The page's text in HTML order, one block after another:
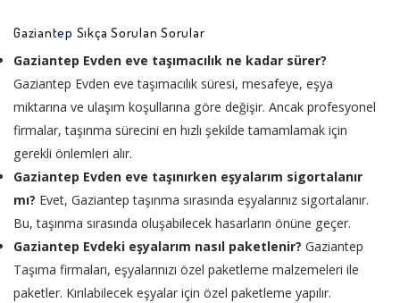
Gaziantep Sıkça Sorulan Sorular
Gaziantep Evden eve taşımacılık ne kadar sürer?
Gaziantep Evden eve taşımacılık süresi, mesafeye, eşya
miktarına ve ulaşım koşullarına göre değişir. Ancak profesyonel
firmalar, taşınma sürecini en hızlı şekilde tamamlamak için
gerekli önlemleri alır.
Gaziantep Evden eve taşınırken eşyalarım sigortalanır
mı? Evet, Gaziantep taşınma sırasında eşyalarınız sigortalanır.
Bu, taşınma sırasında oluşabilecek hasarların önüne geçer.
Gaziantep Evdeki eşyalarım nasıl paketlenir? Gaziantep
Taşıma firmaları, eşyalarınızı özel paketleme malzemeleri ile
paketler. Kırılabilecek eşyalar için özel paketleme yapılır.